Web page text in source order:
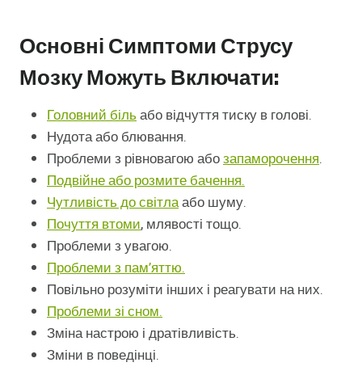
Основні Симптоми Струсу
Мозку Можуть Включати:
Головний більабо відчуття тиску в голові.
Нудота або блювання.
Проблеми з рівновагою абозапаморочення.
Подвійне або розмите бачення.
Чутливість до світлаабо шуму.
Почуття втоми, млявості тощо.
Проблеми з увагою.
Проблеми з пам’яттю.
Повільно розуміти інших і реагувати на них.
Проблеми зі сном.
Зміна настрою і дратівливість.
Зміни в поведінці.